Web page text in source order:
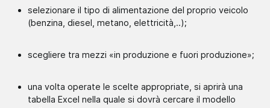
selezionare il tipo di alimentazione del proprio veicolo
(benzina, diesel, metano, elettricità,..);
scegliere tra mezzi «in produzione e fuori produzione»;
una volta operate le scelte appropriate, si aprirà una
tabella Excel nella quale si dovrà cercare il modello